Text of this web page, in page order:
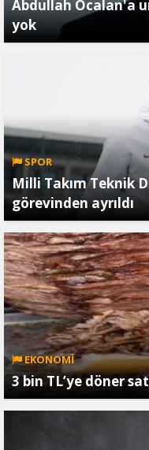
Abdullah Öcalan'a
yok
SPOR
Milli Takım Teknik
görevinden ayrıldı
EKONOMİ
3 bin TL’ye döner